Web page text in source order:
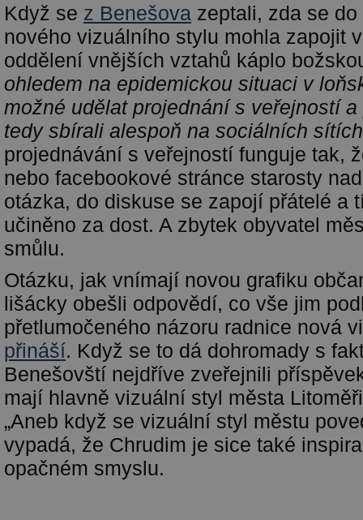
Když se z Benešova zeptali, zda se
nového vizuálního stylu mohla zapojit
oddělení vnějších vztahů káplo
ohledem na epidemickou situaci v
možné udělat projednání s veřejností
tedy sbírali alespoň na sociálních
projednávání s veřejností funguje tak,
nebo facebookové stránce starosty
otázka, do diskuse se zapojí přátelé a
učiněno za dost. A zbytek obyvatel
smůlu.
Otázku, jak vnímají novou grafiku
lišácky obešli odpovědí, co vše jim
přetlumočeného názoru radnice nová
přináší. Když se to dá dohromady s
Benešovští nejdříve zveřejnili
mají hlavně vizuální styl města
„Aneb když se vizuální styl městu
vypadá, že Chrudim je sice také
opačném smyslu.